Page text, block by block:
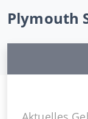
Plymouth